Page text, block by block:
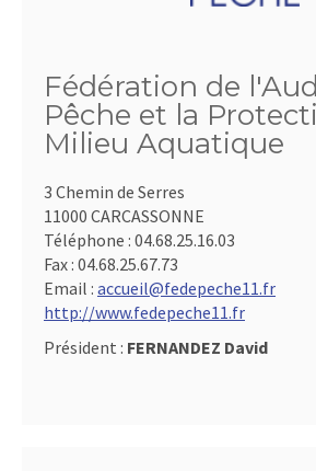
Fédération de
Pêche et la
Milieu Aquatique
3 Chemin de Serres
11000 CARCASSONNE
Téléphone : 04.68.25.16.03
Fax : 04.68.25.67.73
Email : accueil@fedepeche11.fr
http://www.fedepeche11.fr
Président : FERNANDEZ David